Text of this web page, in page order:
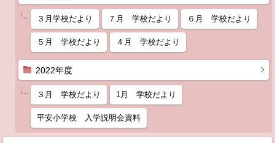
３月学校だより ７月 学校だより ６月 学校だより
５月 学校だより ４月 学校だより
2022年度
３月 学校だより 1月 学校だより
平安小学校 入学説明会資料